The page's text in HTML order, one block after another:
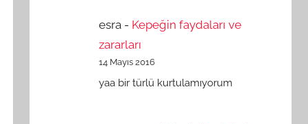
esra- Kepeğin faydaları ve
zararları
14 Mayıs 2016
yaa bir türlü kurtulamıyorum